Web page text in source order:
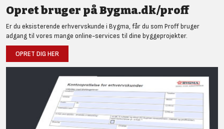
Opret bruger på Bygma.dk/proff
Er du eksisterende erhvervskunde i Bygma, får du som Proff bruger
adgang til vores mange online-services til dine byggeprojekter.
OPRET DIG HER